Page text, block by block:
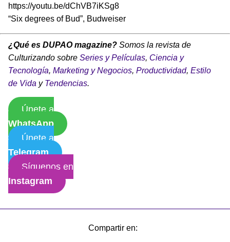
https://youtu.be/dChVB7iKSg8
“Six degrees of Bud”, Budweiser
¿Qué es DUPAO magazine? Somos la revista de
Culturizando sobre Series y Películas, Ciencia y
Tecnología, Marketing y Negocios, Productividad, Estilo
de Vida y Tendencias.
Únete a
WhatsApp
Únete a
Telegram
Síguenos en
Instagram
Compartir en: